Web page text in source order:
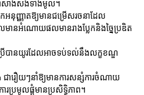
សាងសង់ទាំងមូល។
អនុញ្ញាតឱ្យមានជម្រើសរចនាដែល
មានអំណោយផលមានរាងប្លែកនិងច្នៃប្រឌិត
រើបានយូរដែលអាចទប់ទល់នឹងលក្ខខណ្ឌ
ជារឿយៗនាំឱ្យមានការសន្សំការចំណាយ
ប្រមូលផ្តុំមានប្រសិទ្ធិភាព។